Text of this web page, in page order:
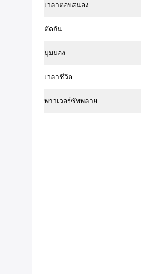
เวลาตอบสนอง
ตัดกัน
มุมมอง
เวลาชีวิต
พาวเวอร์ซัพพลาย